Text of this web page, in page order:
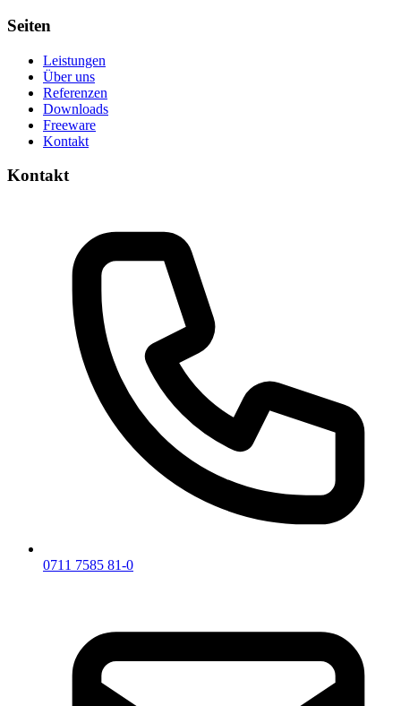
Seiten
Leistungen
Über uns
Referenzen
Downloads
Freeware
Kontakt
Kontakt
0711 7585 81-0